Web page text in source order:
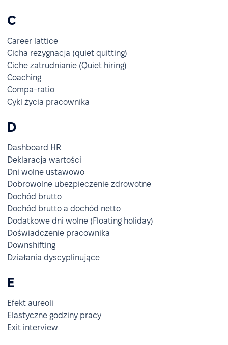
C
Career lattice
Cicha rezygnacja (quiet quitting)
Ciche zatrudnianie (Quiet hiring)
Coaching
Compa-ratio
Cykl życia pracownika
D
Dashboard HR
Deklaracja wartości
Dni wolne ustawowo
Dobrowolne ubezpieczenie zdrowotne
Dochód brutto
Dochód brutto a dochód netto
Dodatkowe dni wolne (Floating holiday)
Doświadczenie pracownika
Downshifting
Działania dyscyplinujące
E
Efekt aureoli
Elastyczne godziny pracy
Exit interview